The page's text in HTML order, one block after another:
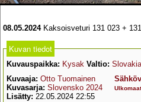
08.05.2024Kaksoisveturi 131 023 +
Kuvan tiedot
Kuvauspaikka: Kysak Valtio: Slovakia
Kuvaaja: Otto Tuomainen
Kuvasarja: Slovensko 2024
Lisätty: 22.05.2024 22:55
Ulkomaat